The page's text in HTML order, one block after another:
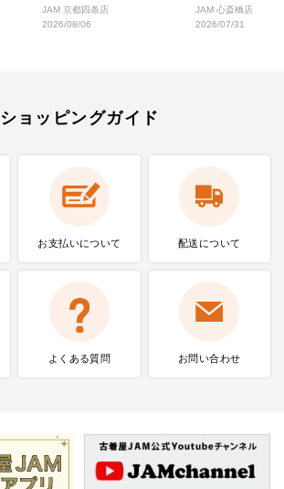
好な絶対行くべきショップ厳選！
JAM 京都四条店
2026/08/06
なし完全ガイド
JAM 心斎橋店
2026/07/31
ショッピングガイド
お支払いについて 配送について
よくある質問 お問い合わせ